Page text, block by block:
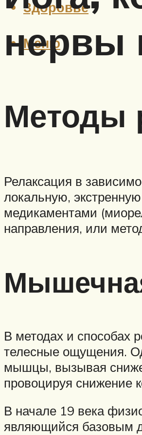
Здоровье
Меню
нервы
Методы
Релаксация в
локальную,
медикаментами
направления, или
В методах и способах
телесные ощущения.
мышцы, вызывая
провоцируя снижение
В начале 19 века
являющийся базовым